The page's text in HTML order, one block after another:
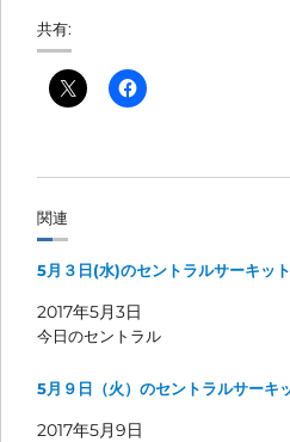
共有:
関連
5月３日(水)のセントラルサーキット
2017年5月3日
今日のセントラル
5月９日（火）のセントラルサーキ
2017年5月9日